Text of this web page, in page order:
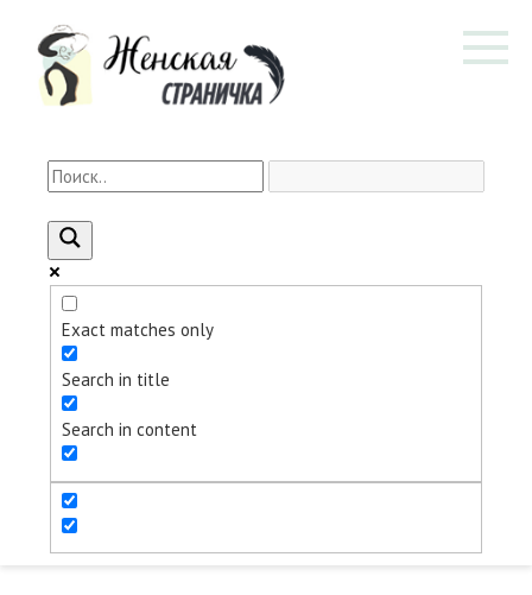
контенту
Exact matches only
Search in title
Search in content